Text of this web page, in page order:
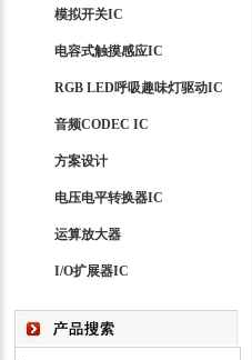
模拟开关IC
电容式触摸感应IC
RGB LED呼吸趣味灯驱动IC
音频CODEC IC
方案设计
电压电平转换器IC
运算放大器
I/O扩展器IC